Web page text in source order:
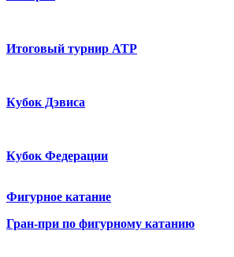
Итоговый турнир ATP
Кубок Дэвиса
Кубок Федерации
Фигурное катание
Гран-при по фигурному катанию